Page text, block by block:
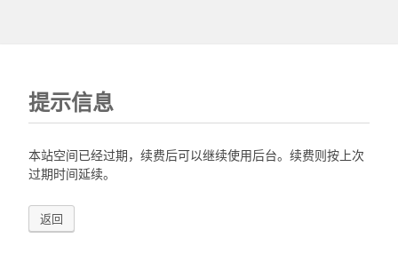
提示信息
本站空间已经过期，续费后可以继续使用后台。续费则按上次
过期时间延续。
返回